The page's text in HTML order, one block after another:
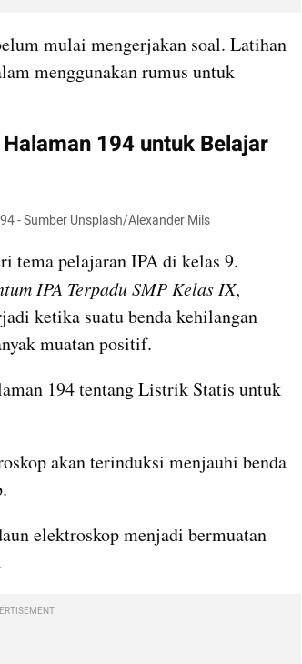
mulai mengerjakan soal. Latihan
menggunakan rumus untuk
194 untuk Belajar
- Sumber Unsplash/Alexander Mils
tema pelajaran IPA di kelas 9.
IPA Terpadu SMP Kelas IX,
ketika suatu benda kehilangan
muatan positif.
194 tentang Listrik Statis untuk
akan terinduksi menjauhi benda
elektroskop menjadi bermuatan